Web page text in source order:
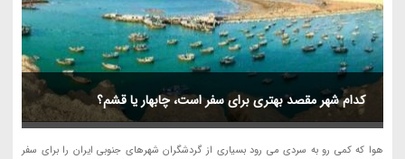
کدام شهر مقصد بهتری برای سفر است، چابهار یا قشم؟
هوا که کمی رو به سردی می رود بسیاری از گردشگران شهرهای جنوبی ایران را برای سفر